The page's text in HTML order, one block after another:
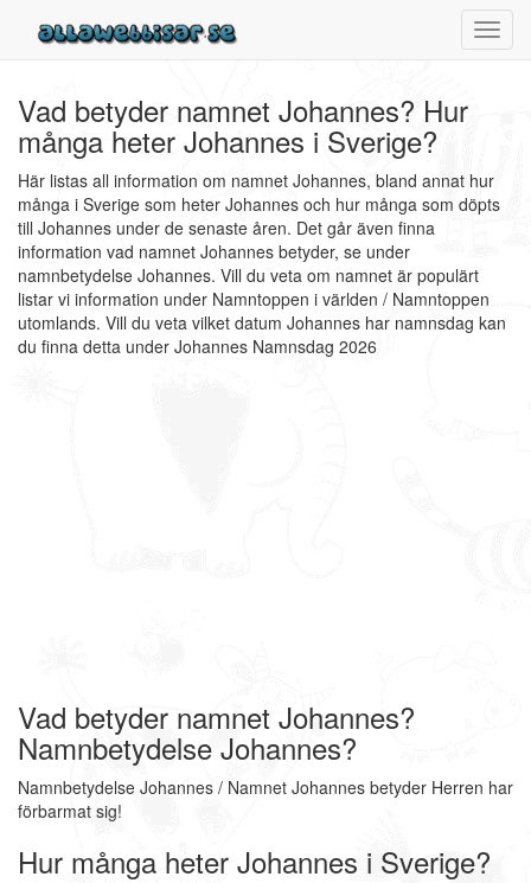
Vad betyder namnet Johannes? Hur
många heter Johannes i Sverige?
Här listas all information om namnet Johannes, bland annat hur
många i Sverige som heter Johannes och hur många som döpts
till Johannes under de senaste åren. Det går även finna
information vad namnet Johannes betyder, se under
namnbetydelse Johannes. Vill du veta om namnet är populärt
listar vi information under Namntoppen i världen / Namntoppen
utomlands. Vill du veta vilket datum Johannes har namnsdag kan
du finna detta under Johannes Namnsdag 2026
Vad betyder namnet Johannes?
Namnbetydelse Johannes?
Namnbetydelse Johannes / Namnet Johannes betyder Herren har
förbarmat sig!
Hur många heter Johannes i Sverige?